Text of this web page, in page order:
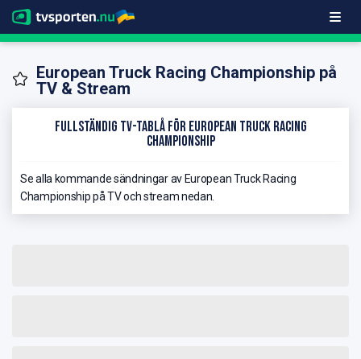
European Truck Racing Championship på
TV & Stream
Fullständig TV-Tablå för European Truck Racing
Championship
Se alla kommande sändningar av European Truck Racing
Championship på TV och stream nedan.